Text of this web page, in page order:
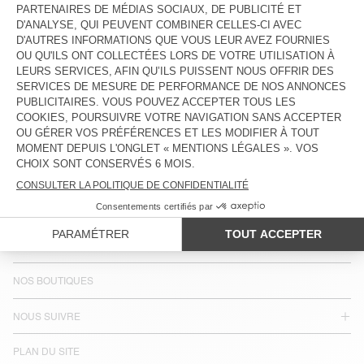
PAYS/RÉGIONS : FRANCE
LANGUE :
ACCESSIBILITÉ
NOS BOUTIQUES
NOUS SUIVRE
PLAN DU SITE
NEWSLETTER